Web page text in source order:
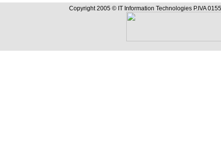
Copyright 2005 © IT Information Technologies P.IVA